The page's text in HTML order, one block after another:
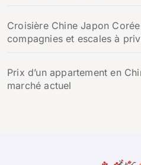
Croisière Chine Japon
compagnies et escales à
Prix d’un appartement en
marché actuel